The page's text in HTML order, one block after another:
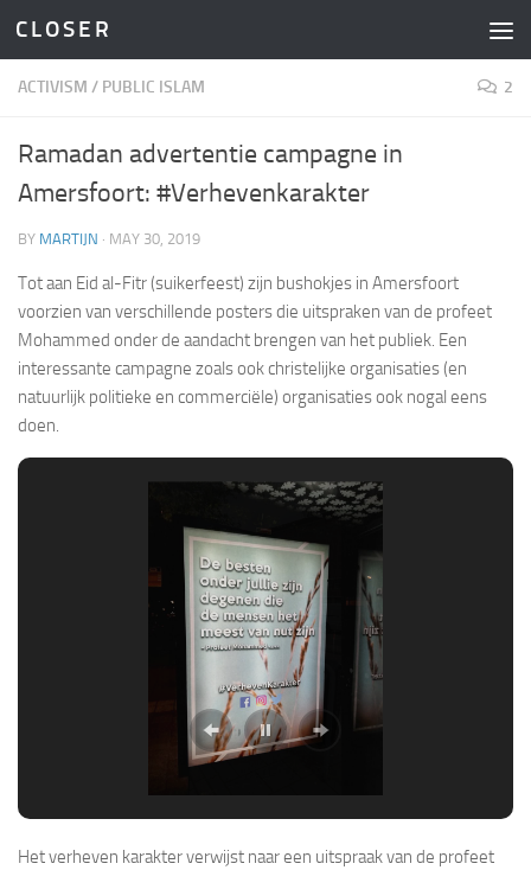
Skip to content
C L O S E R
ACTIVISM / PUBLIC ISLAM 2
Ramadan advertentie campagne in
Amersfoort: #Verhevenkarakter
BY MARTIJN · MAY 30, 2019
Tot aan Eid al-Fitr (suikerfeest) zijn bushokjes in Amersfoort
voorzien van verschillende posters die uitspraken van de profeet
Mohammed onder de aandacht brengen van het publiek. Een
interessante campagne zoals ook christelijke organisaties (en
natuurlijk politieke en commerciële) organisaties ook nogal eens
doen.
Het verheven karakter verwijst naar een uitspraak van de profeet